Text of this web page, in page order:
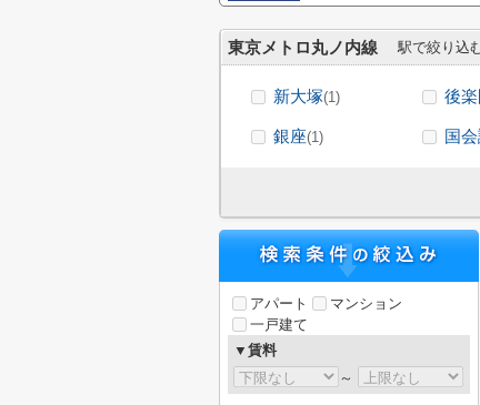
東京メトロ丸ノ内線 駅で絞り込
新大塚(1) 後
銀座(1) 国
アパート
マンション
一戸建て
▼賃料
～